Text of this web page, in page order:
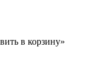
в корзину»